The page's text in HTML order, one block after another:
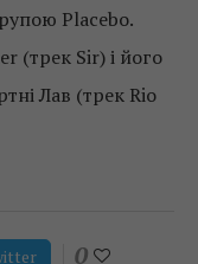
Placebo.
(трек Sir) і його
Лав (трек Rio
0